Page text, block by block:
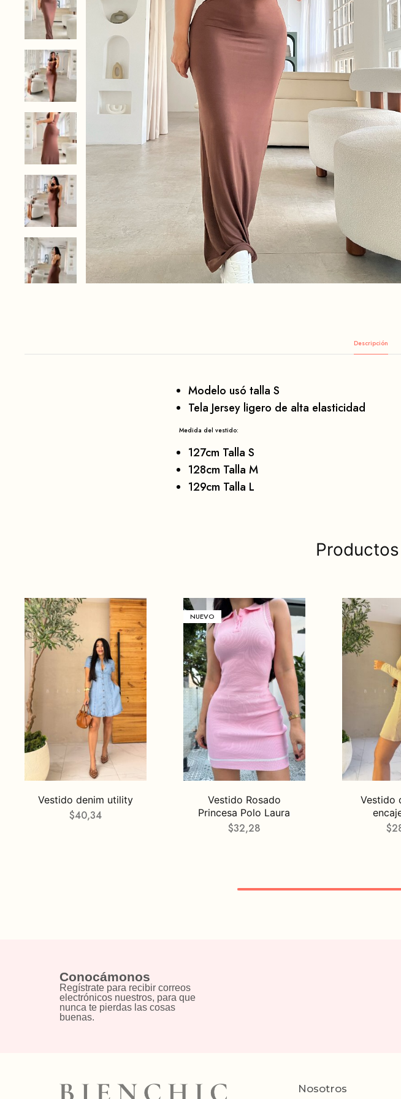
Descripción
Modelo usó talla S
Tela Jersey ligero de alta elasticidad
Medida del vestido:
127cm Talla S
128cm Talla M
129cm Talla L
Vestido denim utility
$40,34
NUEVO
Vestido Rosado
Princesa Polo Laura
$32,28
Vestido
$
Conocámonos
Regístrate para recibir correos
electrónicos nuestros, para que
nunca te pierdas las cosas
buenas.
Nosotros